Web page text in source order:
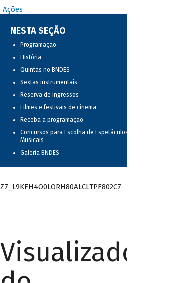
Ações
NESTA SEÇÃO
Programação
História
Quintas no BNDES
Sextas instrumentais
Reserva de ingressos
Filmes e festivais de cinema
Receba a programação
Concursos para Escolha de Espetáculos
Musicais
Galeria BNDES
Z7_L9KEH4O0LORH80ALCLTPF802C7
Visualizador